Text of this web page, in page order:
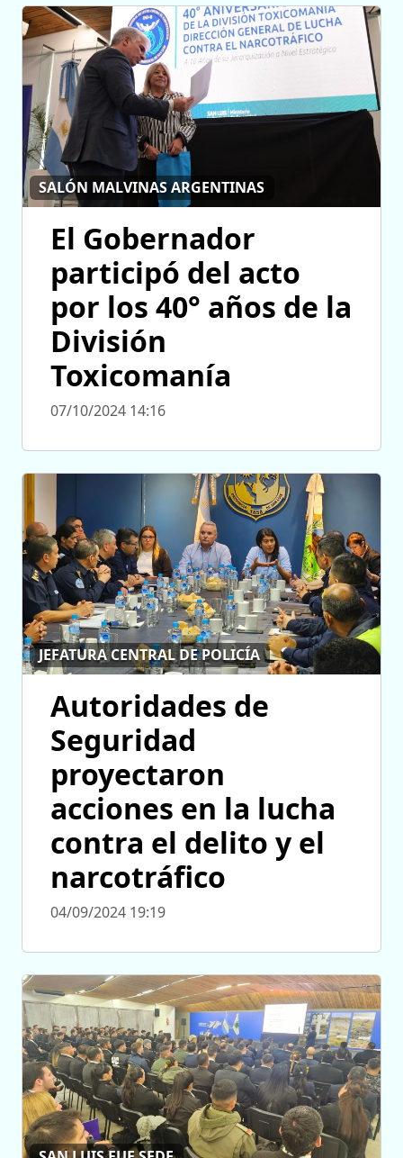
SALÓN MALVINAS ARGENTINAS
El Gobernador
participó del acto
por los 40° años de la
División
Toxicomanía
07/10/2024 14:16
JEFATURA CENTRAL DE POLICÍA
Autoridades de
Seguridad
proyectaron
acciones en la lucha
contra el delito y el
narcotráfico
04/09/2024 19:19